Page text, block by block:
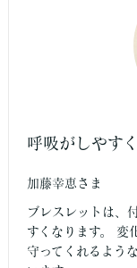
呼吸がしやす
加藤幸恵さま
ブレスレットは、
すくなります。 変
守ってくれるよう